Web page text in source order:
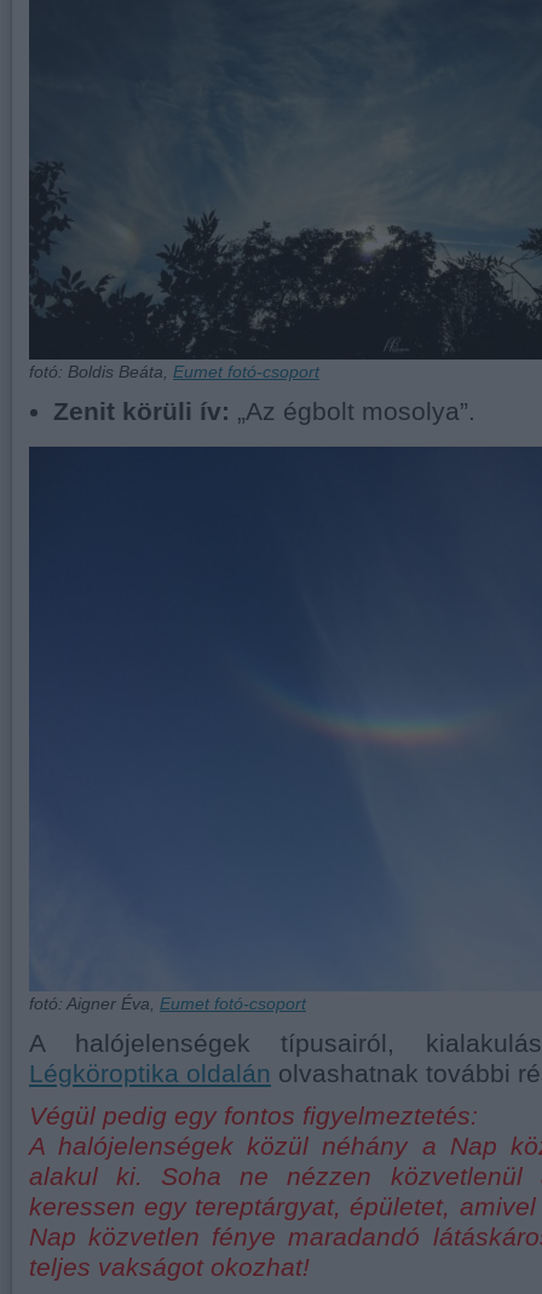
fotó: Boldis Beáta, Eumet fotó-csoport
Zenit körüli ív: „Az égbolt mosolya”.
fotó: Aigner Éva, Eumet fotó-csoport
A halójelenségek típusairól,
Légköroptika oldalán olvashatnak további
Végül pedig egy fontos figyelmeztetés:
A halójelenségek közül néhány a Nap
alakul ki. Soha ne nézzen közvetlenül
keressen egy tereptárgyat, épületet,
Nap közvetlen fénye maradandó
teljes vakságot okozhat!